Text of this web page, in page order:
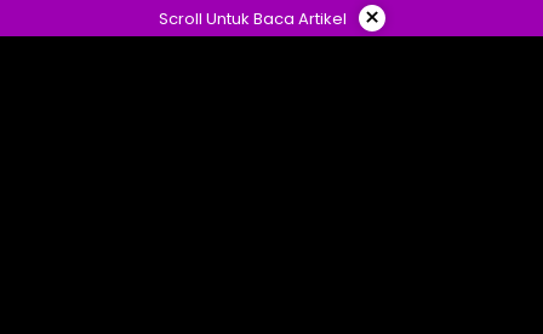
ke
Scroll Untuk Baca Artikel ×